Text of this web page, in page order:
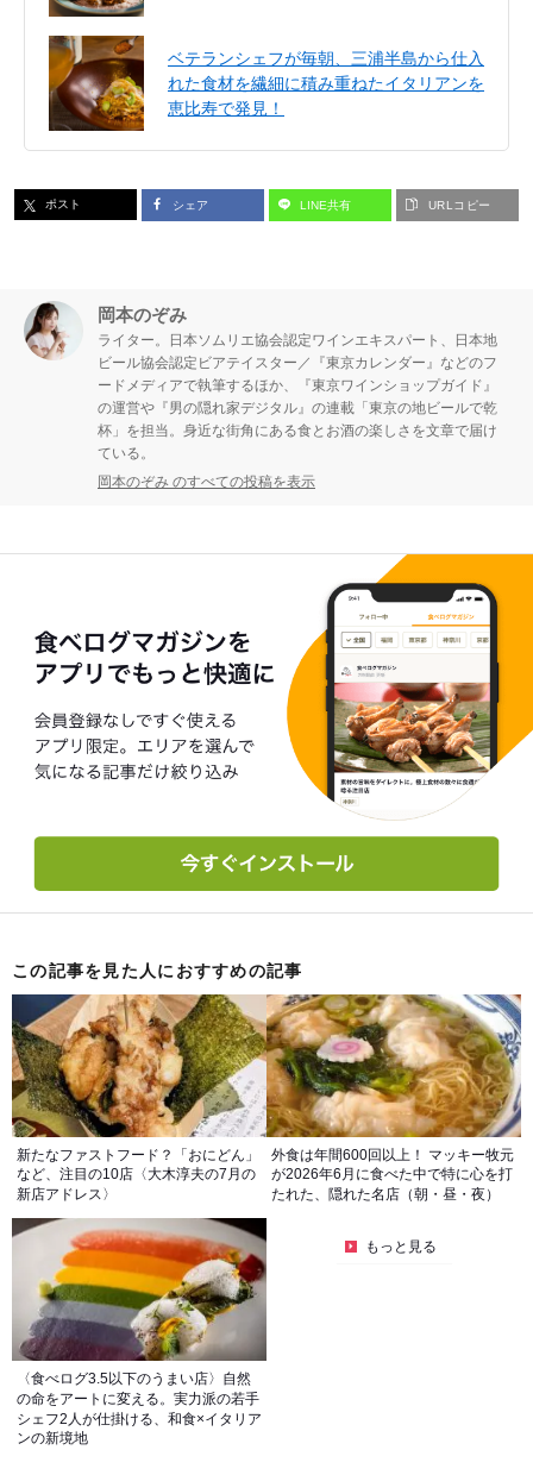
ベテランシェフが毎朝、三浦半島から仕入
れた食材を繊細に積み重ねたイタリアンを
恵比寿で発見！
ポスト シェア LINE共有 URLコピー
岡本のぞみ
ライター。日本ソムリエ協会認定ワインエキスパート、日本地
ビール協会認定ビアテイスター／『東京カレンダー』などのフ
ードメディアで執筆するほか、『東京ワインショップガイド』
の運営や『男の隠れ家デジタル』の連載「東京の地ビールで乾
杯」を担当。身近な街角にある食とお酒の楽しさを文章で届け
ている。
岡本のぞみ のすべての投稿を表示
この記事を見た人におすすめの記事
新たなファストフード？「おにどん」
など、注目の10店〈大木淳夫の7月の
新店アドレス〉
外食は年間600回以上！ マッキー牧元
が2026年6月に食べた中で特に心を打
たれた、隠れた名店（朝・昼・夜）
〈食べログ3.5以下のうまい店〉自然
の命をアートに変える。実力派の若手
シェフ2人が仕掛ける、和食×イタリア
ンの新境地
もっと見る